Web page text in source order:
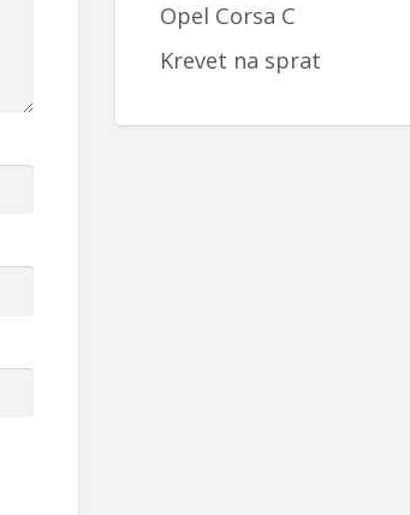
Opel Corsa C
Krevet na sprat